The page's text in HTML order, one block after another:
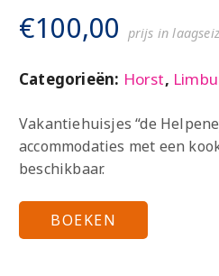
€100,00 prijs in
Categorieën: Horst,
Vakantiehuisjes “de
accommodaties met een
beschikbaar.
BOEKEN